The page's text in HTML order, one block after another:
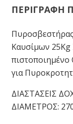
ΠΕΡΙΓΡΑΦΗ
Καυσίμων 25Kg
πιστοποιημένο
για
ΔΙΑΣΤΑΣΕΙΣ
ΔΙΑΜΕΤΡΟΣ: